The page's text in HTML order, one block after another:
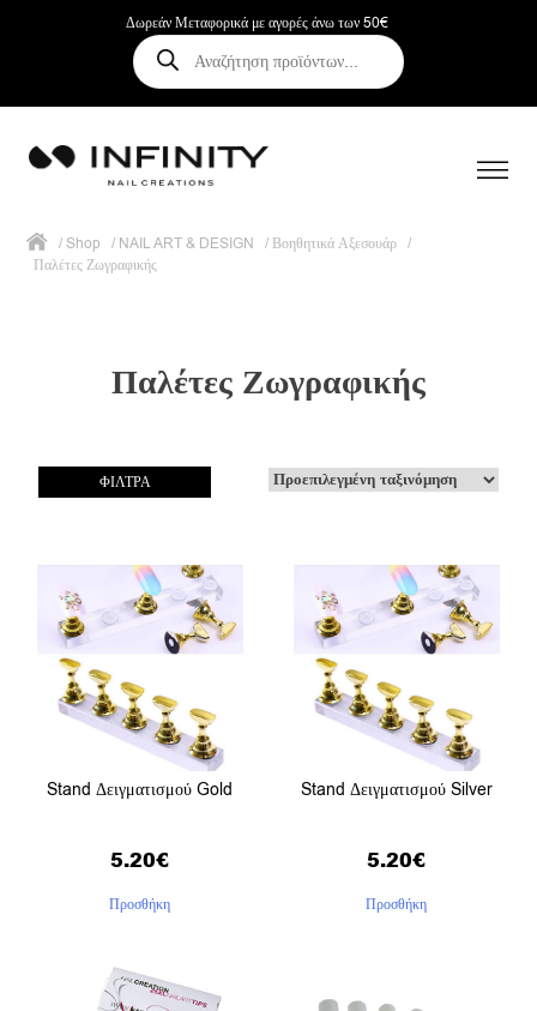
Δωρεάν Μεταφορικά με αγορές άνω των 50€
Αναζήτηση
προϊόντων
/Shop / NAIL ART & DESIGN / Βοηθητικά Αξεσουάρ /
Παλέτες Ζωγραφικής
Παλέτες Ζωγραφικής
ΦΙΛΤΡΑ
Stand Δειγματισμού Gold
5.20€
Προσθήκη
Stand Δειγματισμού Silver
5.20€
Προσθήκη